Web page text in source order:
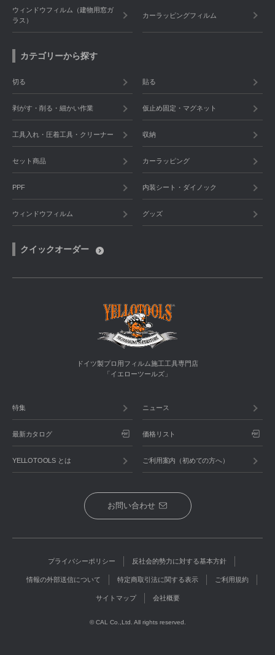
ウィンドウフィルム（建物用窓ガ
ラス）
カーラッピングフィルム
カテゴリーから探す
切る 貼る
剥がす・削る・細かい作業 仮止め固定・マグネット
工具入れ・圧着工具・クリーナー 収納
セット商品 カーラッピング
PPF 内装シート・ダイノック
ウィンドウフィルム グッズ
クイックオーダー
ドイツ製プロ用フィルム施工工具専門店
「イエローツールズ」
特集 ニュース
最新カタログ 価格リスト
YELLOTOOLS とは ご利用案内（初めての方へ）
お問い合わせ
プライバシーポリシー 反社会的勢力に対する基本方針
情報の外部送信について 特定商取引法に関する表示 ご利用規約
サイトマップ 会社概要
© CAL Co.,Ltd. All rights reserved.